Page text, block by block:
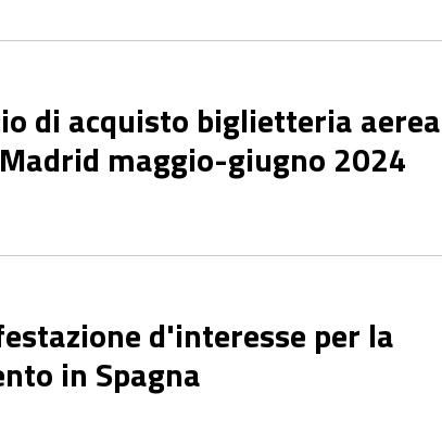
di acquisto biglietteria aerea
maggio-giugno 2024
d'interesse per la
in Spagna